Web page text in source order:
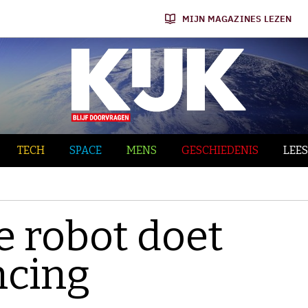
MIJN MAGAZINES LEZEN
TECH SPACE MENS GESCHIEDENIS
robot doet